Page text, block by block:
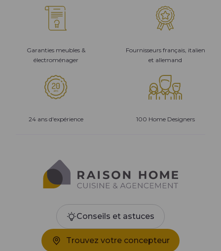
Garanties meubles &
électroménager
Fournisseurs français, italien
et allemand
24 ans d'expérience 100 Home Designers
Conseils et astuces
Trouvez votre concepteur